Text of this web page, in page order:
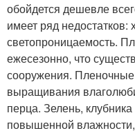
обойдется дешевле
имеет ряд недостатков:
светопроницаемость.
ежесезонно, что
сооружения.
выращивания
перца. Зелень,
повышенной влажности,